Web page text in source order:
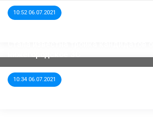
10:52 06.07.2021
10:34 06.07.2021